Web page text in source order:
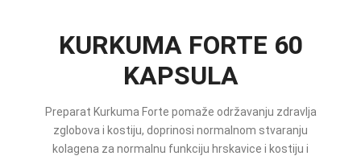
KURKUMA FORTE 60
KAPSULA
Preparat Kurkuma Forte pomaže održavanju zdravlja
zglobova i kostiju, doprinosi normalnom stvaranju
kolagena za normalnu funkciju hrskavice i kostiju i